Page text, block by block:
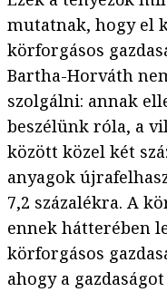
mutatnak, hogy el
körforgásos
Bartha-Horváth
szolgálni: annak
beszélünk róla, a
között közel két
anyagok
7,2 százalékra. A
ennek hátterében
körforgásos
ahogy a